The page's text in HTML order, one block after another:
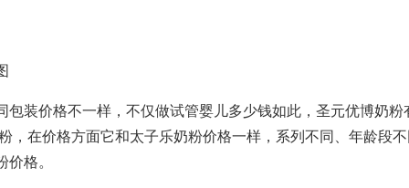
包装价格不一样，不仅做试管婴儿多少钱如此，圣元优博奶粉
，在价格方面它和太子乐奶粉价格一样，系列不同、年龄段
格。